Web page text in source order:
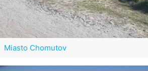
Miasto Chomutov